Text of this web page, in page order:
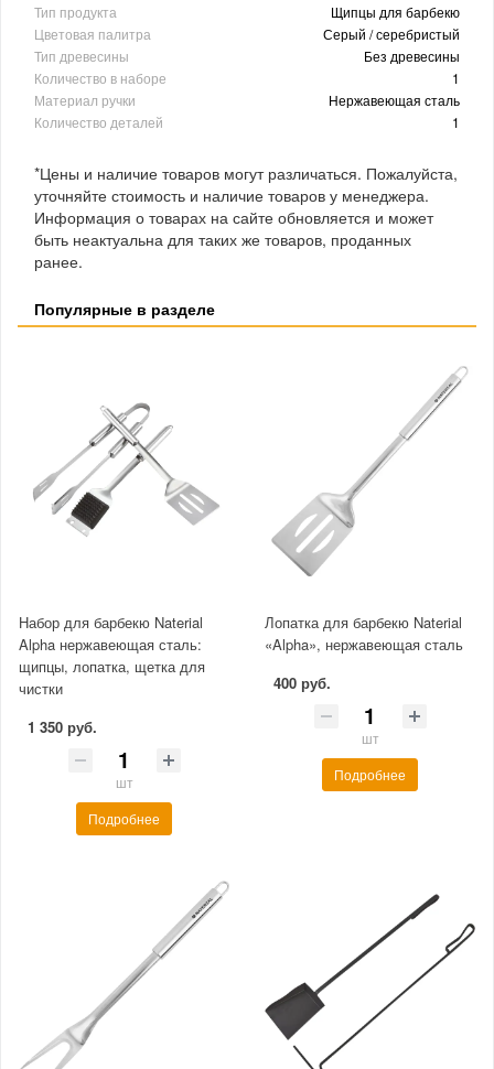
Тип продукта
Щипцы для барбекю
Цветовая палитра
Серый / серебристый
Тип древесины
Без древесины
Количество в наборе
1
Материал ручки
Нержавеющая сталь
Количество деталей
1
*Цены и наличие товаров могут различаться. Пожалуйста,
уточняйте стоимость и наличие товаров у менеджера.
Информация о товарах на сайте обновляется и может
быть неактуальна для таких же товаров, проданных
ранее.
Популярные в разделе
Набор для барбекю Naterial
Alpha нержавеющая сталь:
щипцы, лопатка, щетка для
чистки
1 350 руб.
шт
Подробнее
Лопатка для барбекю Naterial
«Alpha», нержавеющая сталь
400 руб.
шт
Подробнее